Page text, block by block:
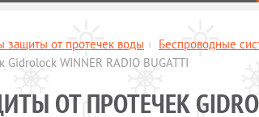
защиты от протечек воды › Беспроводные
WINNER RADIO BUGATTI
ОТ ПРОТЕЧЕК